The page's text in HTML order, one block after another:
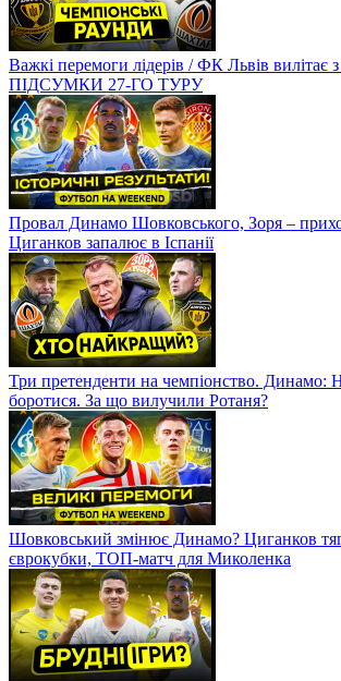
Важкі перемоги лідерів / ФК Львів вилітає
ПІДСУМКИ 27-ГО ТУРУ
Провал Динамо Шовковського, Зоря –
Циганков запалює в Іспанії
Три претенденти на чемпіонство.
боротися. За що вилучили Ротаня?
Шовковський змінює Динамо? Циганков
єврокубки, ТОП-матч для Миколенка